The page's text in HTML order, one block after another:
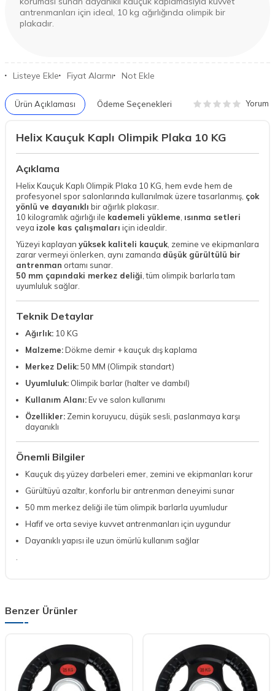
antrenmanları için ideal, 10 kg ağırlığında olimpik bir
plakadır.
Listeye Ekle Fiyat Alarmı Not Ekle
Ürün Açıklaması Ödeme Seçenekleri Yorum
Helix Kauçuk Kaplı Olimpik Plaka 10 KG
Açıklama
Helix Kauçuk Kaplı Olimpik Plaka 10 KG, hem evde hem de
profesyonel spor salonlarında kullanılmak üzere tasarlanmış, çok
yönlü ve dayanıklı bir ağırlık plakasır.
10 kilogramlık ağırlığı ile kademeli yükleme ısınma setleri
veya izole kas çalışmaları için idealdir.
Yüzeyi kaplayan yüksek kaliteli kauçuk , zemine ve ekipmanlara
zarar vermeyi önlerken, aynı zamanda düşük gürültülü bir
antrenman ortamı sunar.
50 mm çapındaki merkez deliği , tüm olimpik barlarla tam
uyumluluk sağlar.
Teknik Detaylar
Ağırlık: 10 KG
Malzeme:Dökme demir + kauçuk dış kaplama
Merkez Delik:50 MM (Olimpik standart)
Uyumluluk: Olimpik barlar (halter ve dambıl)
Kullanım Alanı:Ev ve salon kullanımı
Özellikler: Zemin koruyucu, düşük sesli, paslanmaya karşı
dayanıklı
Önemli Bilgiler
Kauçuk dış yüzey darbeleri emer, zemini ve ekipmanları korur
Gürültüyü azaltır, konforlu bir antrenman deneyimi sunar
50 mm merkez deliği ile tüm olimpik barlarla uyumludur
Hafif ve orta seviye kuvvet antrenmanları için uygundur
Dayanıklı yapısı ile uzun ömürlü kullanım sağlar
Benzer Ürünler